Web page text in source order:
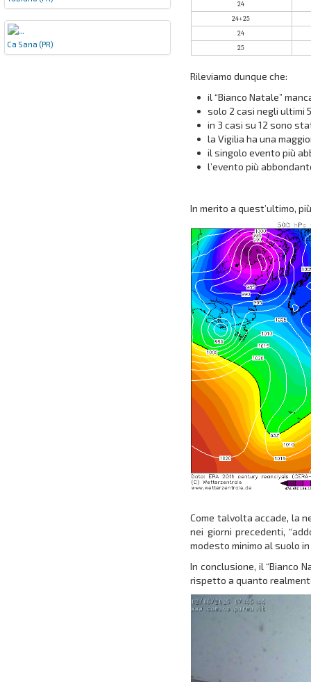
Ca Sana (PR)
24
24+25
24
25
Rileviamo dunque che:
il “Bianco Natale”
solo 2 casi negli ultimi
in 3 casi su 12 sono
la Vigilia ha una
il singolo evento più
l’evento più
In merito a quest’ultimo,
Come talvolta accade, la
nei giorni precedenti,
modesto minimo al suolo
In conclusione, il “Bianco
rispetto a quanto